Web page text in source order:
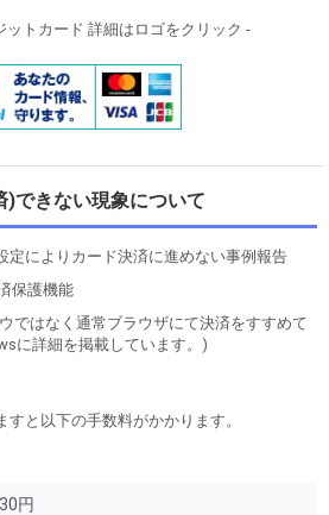
ットカード 詳細はロゴをクリック -
)できない現象について
定によりカード決済に進めない事例報告
保護機能
ではなく通常ブラウザにて決済をすすめて
に詳細を掲載しています。)
と以下の手数料がかかります。
円